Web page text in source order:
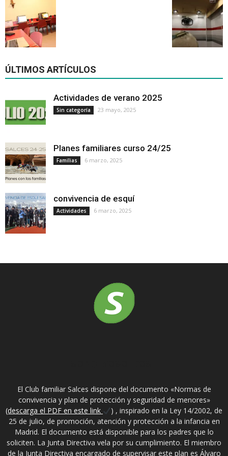
ÚLTIMOS ARTÍCULOS
Actividades de verano 2025
Sin categoría 23 mayo, 2025
Planes familiares curso 24/25
Familias 6 marzo, 2025
convivencia de esquí
Actividades 6 marzo, 2025
El Club familiar Salces dispone del documento «Normas de
convivencia y plan de protección y seguridad de menores»
(descarga el PDF en este link
) , inspirado en la Ley 14/2002, de
25 de julio, de promoción, atención y protección a la infancia en
Madrid. El documento está disponible para los padres que lo
soliciten. La Junta Directiva vela por su cumplimiento. El miembro
de la Junta Directiva encargado de supervisar este plan es Álvaro